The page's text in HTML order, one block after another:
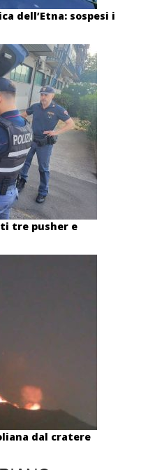
dell’Etna: sospesi i
tre pusher e
dal cratere